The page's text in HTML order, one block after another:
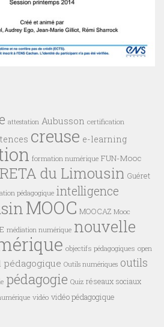
attestation Aubusson certification
creuse e-learning
formation numérique FUN-Mooc
du Limousin Guéret
pédagogique intelligence
MOOC MOOCAZ Mooc
médiation numérique nouvelle
objectifs pédagogiques open
pédagogique Outils numériques outils
pédagogie Quiz réseaux sociaux
vidéo vidéo pédagogique